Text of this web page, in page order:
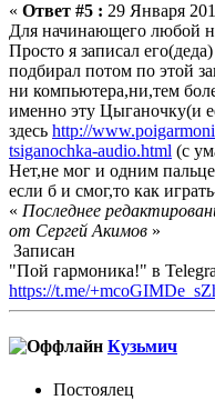
« Ответ #5 : 29 Января
Для начинающего любой
Просто я записал
подбирал потом по этой
ни компьютера,ни,тем
именно эту Цыганочку(и
здесь http://
tsiganochka-audio.html (с
Нет,не мог и одним
если б и смог,то как
« Последнее
от Сергей Акимов »
Записан
"Пой гармоника!" в
https://t.me/
Кузьмич
Постоялец